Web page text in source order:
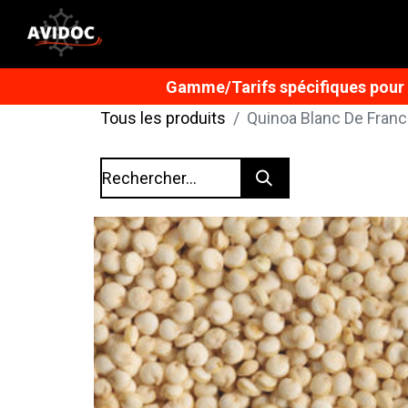
Gamme/Tarifs spécifiques
Tous les produits
Quinoa Blanc De